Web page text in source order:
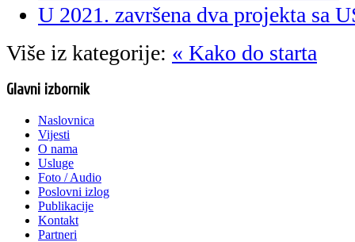
U 2021. završena dva projekta sa
Više iz kategorije: « Kako do starta
Glavni izbornik
Naslovnica
Vijesti
O nama
Usluge
Foto / Audio
Poslovni izlog
Publikacije
Kontakt
Partneri